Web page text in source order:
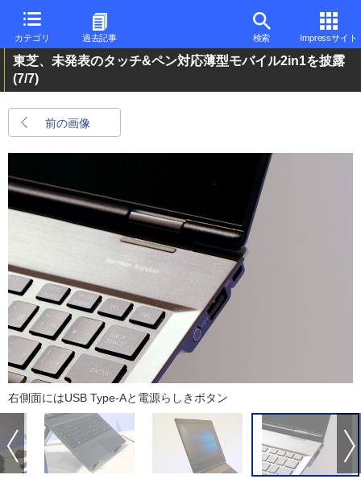
カテゴリ 過去記事 検索 Impressサイト
東芝、未発表のタッチ&ペン対応薄型モバイル2in1を披露
(7/7)
前の画像
右側面にはUSB Type-Aと電源らしきボタン